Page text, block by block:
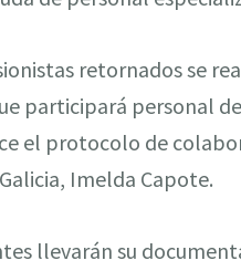
retornados se
participará personal
el protocolo de
Imelda Capote.
llevarán su